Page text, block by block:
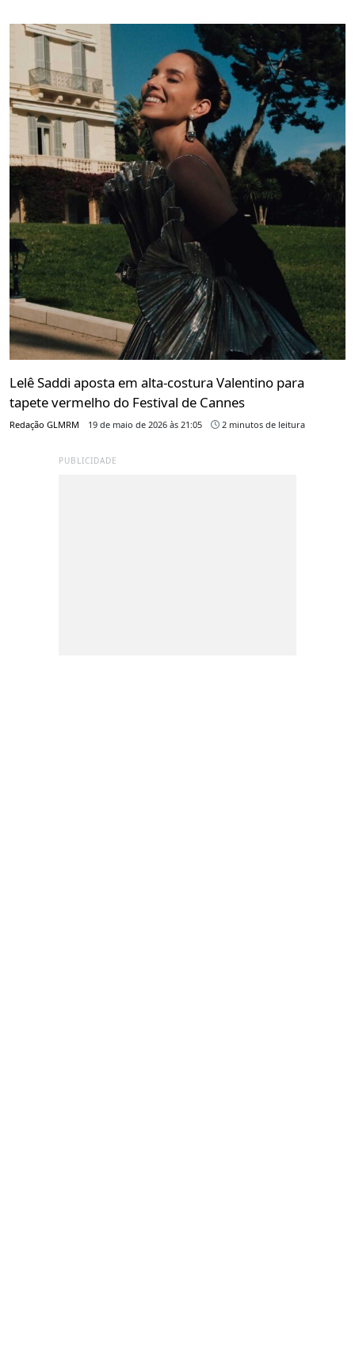
Lelê Saddi aposta em alta-costura Valentino para
tapete vermelho do Festival de Cannes
Redação GLMRM 19 de maio de 2026 às 21:05 2 minutos de leitura
PUBLICIDADE